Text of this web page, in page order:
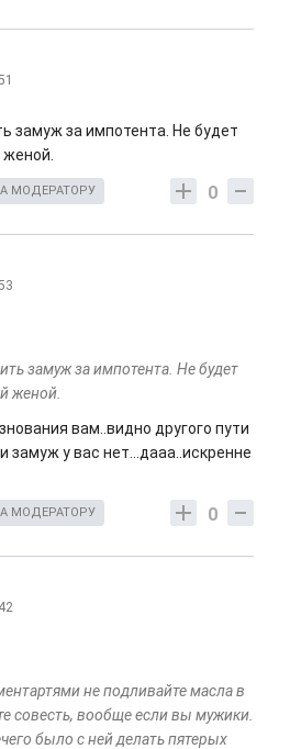
замуж за импотента. Не будет
женой.
0
МОДЕРАТОРУ
замуж за импотента. Не будет
женой.
вам..видно другого пути
замуж у вас нет...дааа..искренне
0
МОДЕРАТОРУ
не подливайте масла в
совесть, вообще если вы мужики.
было с ней делать пятерых